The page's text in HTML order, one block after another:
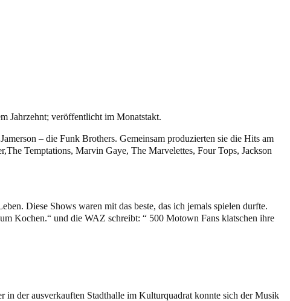
Jahrzehnt; veröffentlicht im Monatstakt.
– die Funk Brothers. Gemeinsam produzierten sie die Hits am
Temptations, Marvin Gaye, The Marvelettes, Four Tops, Jackson
Diese Shows waren mit das beste, das ich jemals spielen durfte.
Kochen.“ und die WAZ schreibt: “ 500 Motown Fans klatschen ihre
der ausverkauften Stadthalle im Kulturquadrat konnte sich der Musik